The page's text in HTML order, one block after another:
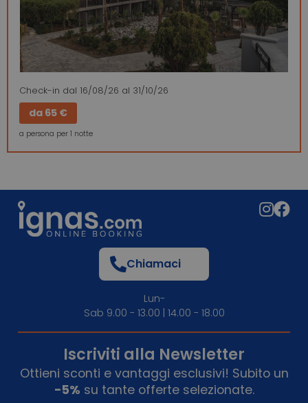
Check-in dal 16/08/26 al 31/10/26
da 65 €
a persona per 1 notte
Chiamaci
Lun-
Sab 9.00 - 13.00 | 14.00 - 18.00
Iscriviti alla Newsletter
Ottieni sconti e vantaggi esclusivi! Subito un
-5% su tante offerte selezionate.